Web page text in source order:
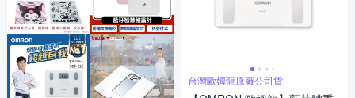
台灣歐姆龍原廠公司貨